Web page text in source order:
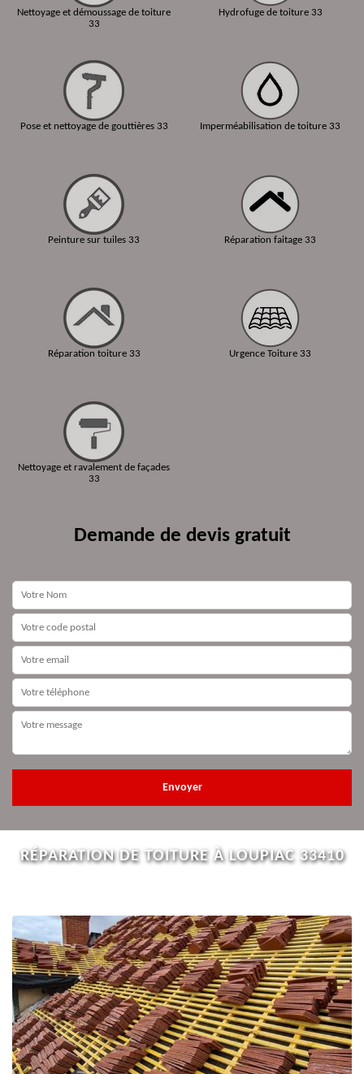
Nettoyage et démoussage de toiture
33
Pose et nettoyage de gouttières 33
Peinture sur tuiles 33
Réparation toiture 33
Nettoyage et ravalement de façades
33
Hydrofuge de toiture 33
Imperméabilisation de toiture 33
Réparation faitage 33
Urgence Toiture 33
Demande de devis gratuit
RÉPARATION DE TOITURE À LOUPIAC 33410